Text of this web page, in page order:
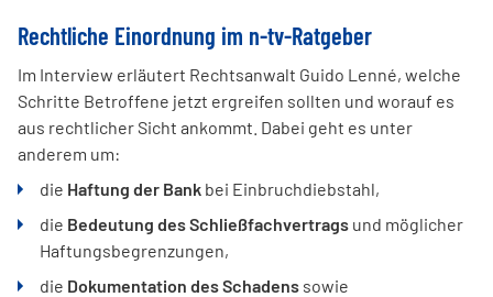
Rechtliche Einordnung im n-tv-Ratgeber
Im Interview erläutert Rechtsanwalt Guido Lenné, welche
Schritte Betroffene jetzt ergreifen sollten und worauf es
aus rechtlicher Sicht ankommt. Dabei geht es unter
anderem um:
die Haftung der Bank bei Einbruchdiebstahl,
die Bedeutung des Schließfachvertrags und möglicher
Haftungsbegrenzungen,
die Dokumentation des Schadens sowie